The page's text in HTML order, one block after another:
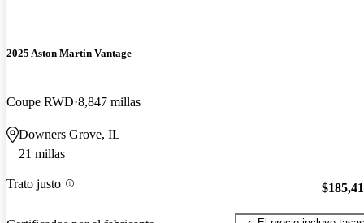
2025 Aston Martin Vantage
Coupe RWD 8,847 millas
Downers Grove, IL
21 millas
Trato justo